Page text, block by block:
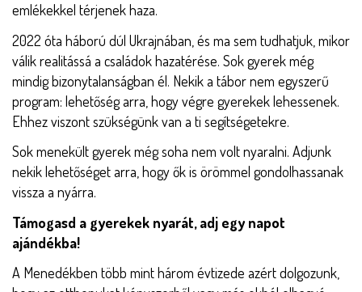
emlékekkel térjenek haza.
2022 óta háború dúl Ukrajnában, és ma sem tudhatjuk, mikor
válik realitássá a családok hazatérése. Sok gyerek még
mindig bizonytalanságban él. Nekik a tábor nem egyszerű
program: lehetőség arra, hogy végre gyerekek lehessenek.
Ehhez viszont szükségünk van a ti segítségetekre.
Sok menekült gyerek még soha nem volt nyaralni. Adjunk
nekik lehetőséget arra, hogy ők is örömmel gondolhassanak
vissza a nyárra.
Támogasd a gyerekek nyarát, adj egy napot
ajándékba!
A Menedékben több mint három évtizede azért dolgozunk,